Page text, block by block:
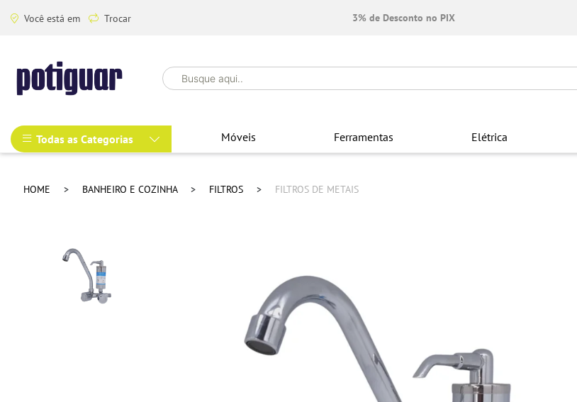
Você está em Trocar 3% de Desconto no PIX
Todas as Categorias Móveis Ferramentas Elétrica
HOME BANHEIRO E COZINHA FILTROS FILTROS DE METAIS